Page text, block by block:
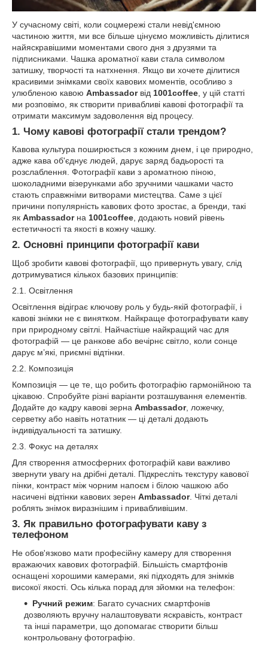
У сучасному світі, коли соцмережі стали невід'ємною
частиною життя, ми все більше цінуємо можливість ділитися
найяскравішими моментами свого дня з друзями та
підписниками. Чашка ароматної кави стала символом
затишку, творчості та натхнення. Якщо ви хочете ділитися
красивими знімками своїх кавових моментів, особливо з
улюбленою кавою Ambassadorвід 1001coffee , у цій статті
ми розповімо, як створити привабливі кавові фотографії та
отримати максимум задоволення від процесу.
1. Чому кавові фотографії стали трендом?
Кавова культура поширюється з кожним днем, і це природно,
адже кава об'єднує людей, дарує заряд бадьорості та
розслаблення. Фотографії кави з ароматною піною,
шоколадними візерунками або зручними чашками часто
стають справжніми витворами мистецтва. Саме з цієї
причини популярність кавових фото зростає, а бренди, такі
як Ambassadorна 1001coffee, додають новий рівень
естетичності та якості в кожну чашку.
2. Основні принципи фотографії кави
Щоб зробити кавові фотографії, що привернуть увагу, слід
дотримуватися кількох базових принципів:
2.1. Освітлення
Освітлення відіграє ключову роль у будь-якій фотографії, і
кавові знімки не є винятком. Найкраще фотографувати каву
при природному світлі. Найчастіше найкращий час для
фотографій — це ранкове або вечірнє світло, коли сонце
дарує м’які, приємні відтінки.
2.2. Композиція
Композиція — це те, що робить фотографію гармонійною та
цікавою. Спробуйте різні варіанти розташування елементів.
Додайте до кадру кавові зерна Ambassador, ложечку,
серветку або навіть нотатник — ці деталі додають
індивідуальності та затишку.
2.3. Фокус на деталях
Для створення атмосферних фотографій кави важливо
звернути увагу на дрібні деталі. Підкресліть текстуру кавової
пінки, контраст між чорним напоєм і білою чашкою або
насичені відтінки кавових зерен Ambassador. Чіткі деталі
роблять знімок виразнішим і привабливішим.
3. Як правильно фотографувати каву з
телефоном
Не обов'язково мати професійну камеру для створення
вражаючих кавових фотографій. Більшість смартфонів
оснащені хорошими камерами, які підходять для знімків
високої якості. Ось кілька порад для зйомки на телефон:
Ручний режим: Багато сучасних смартфонів
дозволяють вручну налаштовувати яскравість, контраст
та інші параметри, що допомагає створити більш
контрольовану фотографію.